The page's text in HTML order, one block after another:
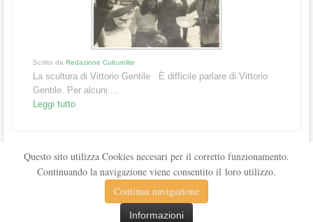
Scritto da Redazione Culturelite
La scultura di Vittorio Gentile È difficile parlare di Vittorio
Gentile. Per alcuni ...
Leggi tutto
Questo sito utilizza Cookies necesari per il corretto funzionamento.
Continuando la navigazione viene consentito il loro utilizzo.
Continua navigazione
Informazioni